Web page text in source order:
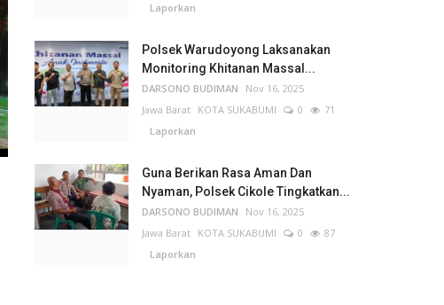
Laporkan
Polsek Warudoyong Laksanakan
Monitoring Khitanan Massal...
DARSONO BUDIMAN
Nov 16, 2025
Jawa Barat KOTA SUKABUMI 0
71
Laporkan
Guna Berikan Rasa Aman Dan
Nyaman, Polsek Cikole Tingkatkan...
DARSONO BUDIMAN
Nov 16, 2025
Jawa Barat KOTA SUKABUMI 0
87
Laporkan